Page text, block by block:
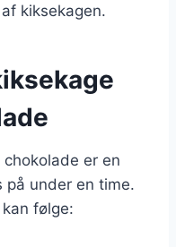
kiksekagen.
er en
på under en time.
følge: